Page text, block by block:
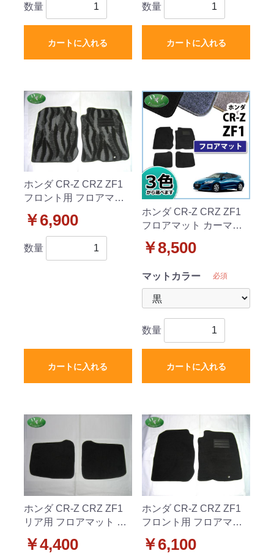
数量
カートに入れる
数量
カートに入れる
ホンダ CR-Z CRZ ZF1
フロント用 フロアマッ
ト カーマット 織柄 社外
新品 運転席&助手席の
￥6,900
数量
カートに入れる
ホンダ CR-Z CRZ ZF1
フロアマット カーマッ
￥8,500
マットカラー 必須
数量
カートに入れる
ホンダ CR-Z CRZ ZF1
リア用 フロアマット カ
2列目のみ
￥4,400
ホンダ CR-Z CRZ ZF1
フロント用 フロアマッ
ズ 社外新品 運転席&助
￥6,100